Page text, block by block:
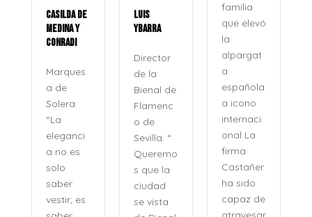
CASILDA DE
MEDINA Y
CONRADI
Marques
a de
Solera:
“La
eleganci
a no es
solo
saber
vestir; es
LUIS
YBARRA
Director
de la
Bienal de
Flamenc
o de
Sevilla: “
Queremo
s que la
ciudad
se vista
familia
que elevó
la
alpargat
a
española
a icono
internaci
onal La
firma
Castañer
ha sido
capaz de